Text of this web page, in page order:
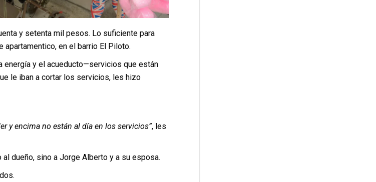
y setenta mil pesos. Lo suficiente para
apartamentico, en el barrio El Piloto.
energía y el acueducto—servicios que están
le iban a cortar los servicios, les hizo
y encima no están al día en los servicios”, les
dueño, sino a Jorge Alberto y a su esposa.